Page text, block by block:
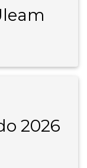
2026